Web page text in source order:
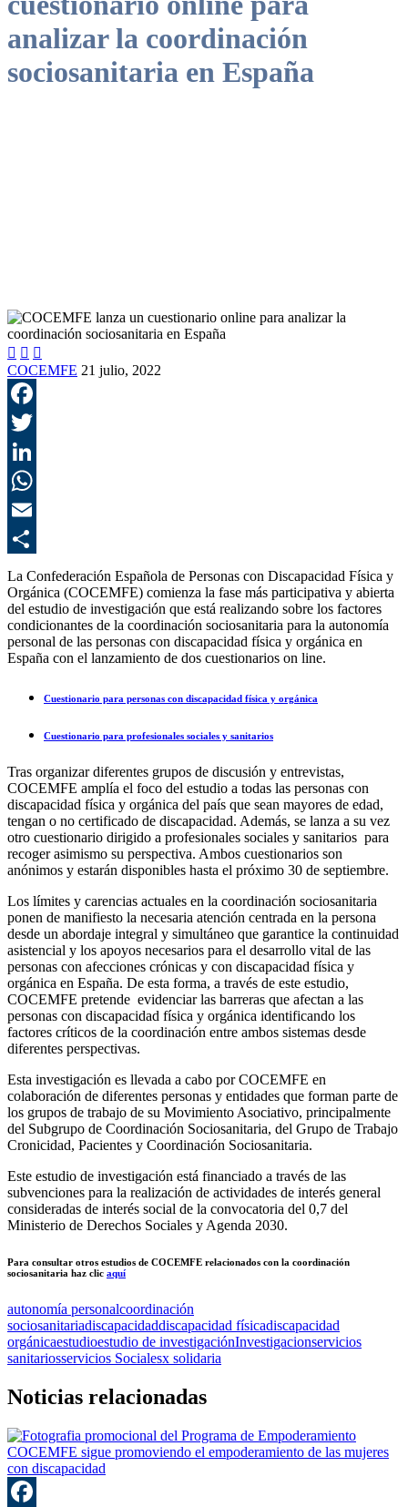
analizar la coordinación
sociosanitaria en España
  
COCEMFE 21 julio, 2022
La Confederación Española de Personas con Discapacidad Física y
Orgánica (COCEMFE) comienza la fase más participativa y abierta
del estudio de investigación que está realizando sobre los factores
condicionantes de la coordinación sociosanitaria para la autonomía
personal de las personas con discapacidad física y orgánica en
España con el lanzamiento de dos cuestionarios on line.
Cuestionario para personas con discapacidad física y orgánica
Cuestionario para profesionales sociales y sanitarios
Tras organizar diferentes grupos de discusión y entrevistas,
COCEMFE amplía el foco del estudio a todas las personas con
discapacidad física y orgánica del país que sean mayores de edad,
tengan o no certificado de discapacidad. Además, se lanza a su vez
otro cuestionario dirigido a profesionales sociales y sanitarios para
recoger asimismo su perspectiva. Ambos cuestionarios son
anónimos y estarán disponibles hasta el próximo 30 de septiembre.
Los límites y carencias actuales en la coordinación sociosanitaria
ponen de manifiesto la necesaria atención centrada en la persona
desde un abordaje integral y simultáneo que garantice la continuidad
asistencial y los apoyos necesarios para el desarrollo vital de las
personas con afecciones crónicas y con discapacidad física y
orgánica en España. De esta forma, a través de este estudio,
COCEMFE pretende evidenciar las barreras que afectan a las
personas con discapacidad física y orgánica identificando los
factores críticos de la coordinación entre ambos sistemas desde
diferentes perspectivas.
Esta investigación es llevada a cabo por COCEMFE en
colaboración de diferentes personas y entidades que forman parte de
los grupos de trabajo de su Movimiento Asociativo, principalmente
del Subgrupo de Coordinación Sociosanitaria, del Grupo de Trabajo
Cronicidad, Pacientes y Coordinación Sociosanitaria.
Este estudio de investigación está financiado a través de las
subvenciones para la realización de actividades de interés general
consideradas de interés social de la convocatoria del 0,7 del
Ministerio de Derechos Sociales y Agenda 2030.
Para consultar otros estudios de COCEMFE relacionados con la coordinación
sociosanitaria haz clic aquí
autonomía personalcoordinación
sociosanitariadiscapacidaddiscapacidad físicadiscapacidad
orgánicaestudioestudio de investigaciónInvestigacionservicios
sanitariosservicios Socialesx solidaria
Noticias relacionadas
COCEMFE sigue promoviendo el empoderamiento de las mujeres
con discapacidad